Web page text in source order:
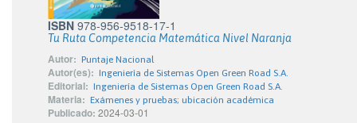
ISBN 978-956-9518-17-1
Tu Ruta Competencia Matemática Nivel Naranja
Autor: Puntaje Nacional
Autor(es): Ingenierìa de Sistemas Open Green Road S.A.
Editorial: Ingeniería de Sistemas Open Green Road S.A.
Materia: Exámenes y pruebas; ubicación académica
Publicado: 2024-03-01